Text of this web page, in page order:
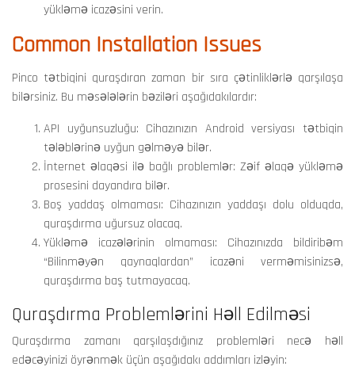
yükləmə icazəsini verin.
Common Installation Issues
Pinco tətbiqini quraşdıran zaman bir sıra çətinliklərlə qarşılaşa
bilərsiniz. Bu məsələlərin bəziləri aşağıdakılardır:
API uyğunsuzluğu: Cihazınızın Android versiyası tətbiqin
tələblərinə uyğun gəlməyə bilər.
İnternet əlaqəsi ilə bağlı problemlər: Zəif əlaqə yükləmə
prosesini dayandıra bilər.
Boş yaddaş olmaması: Cihazınızın yaddaşı dolu olduqda,
quraşdırma uğursuz olacaq.
Yükləmə icazələrinin olmaması: Cihazınızda bildiribəm
“Bilinməyən qaynaqlardan” icazəni verməmisinizsə,
quraşdırma baş tutmayacaq.
Quraşdırma Problemlərini Həll Edilməsi
Quraşdırma zamanı qarşılaşdığınız problemləri necə həll
edəcəyinizi öyrənmək üçün aşağıdakı addımları izləyin: